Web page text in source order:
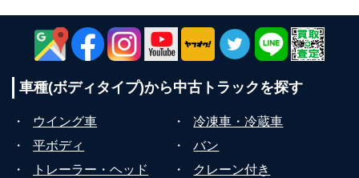
車種(ボディタイプ)から中古トラックを探す
・ ウイング車 ・
冷凍車・冷蔵車
・
平ボディ ・
バン
・
トレーラー・ヘッド ・
クレーン付き